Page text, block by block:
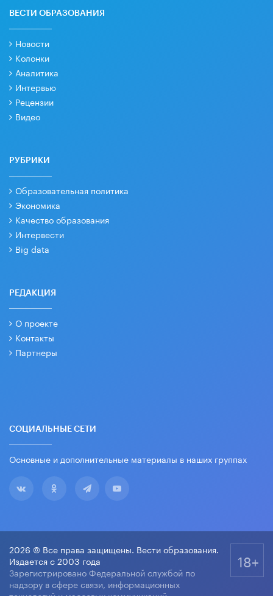
ВЕСТИ ОБРАЗОВАНИЯ
Новости
Колонки
Аналитика
Интервью
Рецензии
Видео
РУБРИКИ
Образовательная политика
Экономика
Качество образования
Интервести
Big data
РЕДАКЦИЯ
О проекте
Контакты
Партнеры
СОЦИАЛЬНЫЕ СЕТИ
Основные и дополнительные материалы в наших группах
2026 © Все права защищены. Вести образования.
Издается с 2003 года
Зарегистрировано Федеральной службой по
надзору в сфере связи, информационных
18+